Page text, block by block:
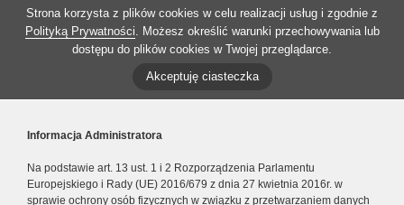
Strona korzysta z plików cookies w celu realizacji usług i zgodnie z
Polityką Prywatności. Możesz określić warunki przechowywania lub
dostępu do plików cookies w Twojej przeglądarce.
Akceptuję ciasteczka
Informacja Administratora
Na podstawie art. 13 ust. 1 i 2 Rozporządzenia Parlamentu
Europejskiego i Rady (UE) 2016/679 z dnia 27 kwietnia 2016r. w
sprawie ochrony osób fizycznych w związku z przetwarzaniem danych